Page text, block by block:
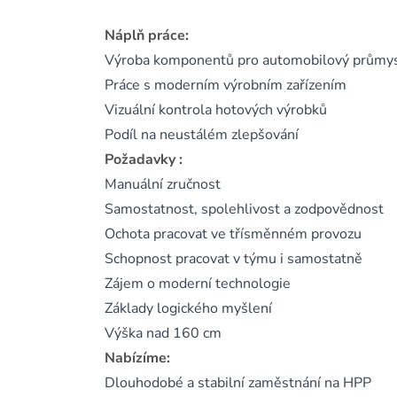
Náplň práce:
Výroba komponentů pro automobilový
Práce s moderním výrobním zařízením
Vizuální kontrola hotových výrobků
Podíl na neustálém zlepšování
Požadavky :
Manuální zručnost
Samostatnost, spolehlivost a zodpovědnost
Ochota pracovat ve třísměnném provozu
Schopnost pracovat v týmu i samostatně
Zájem o moderní technologie
Základy logického myšlení
Výška nad 160 cm
Nabízíme:
Dlouhodobé a stabilní zaměstnání na HPP